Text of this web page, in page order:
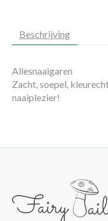
Beschrijving
Allesnaaigaren
Zacht, soepel,
naaiplezier!